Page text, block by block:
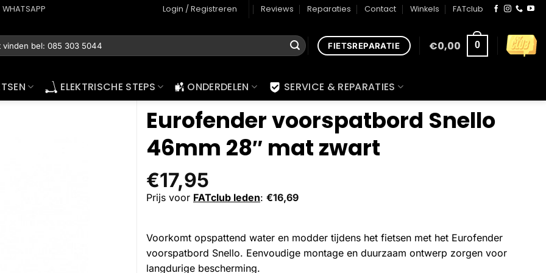
WHATSAPP Login / Registreren Reviews Reparaties Contact Winkels FATclub
FIETSREPARATIE €0,00 0
ELEKTRISCHE STEPS ONDERDELEN SERVICE & REPARATIES
Eurofender voorspatbord Snello
46mm 28″ mat zwart
€17,95
Prijs voor FATclub leden: €16,69
Voorkomt opspattend water en modder tijdens het fietsen met het Eurofender
voorspatbord Snello. Eenvoudige montage en duurzaam ontwerp zorgen voor
langdurige bescherming.